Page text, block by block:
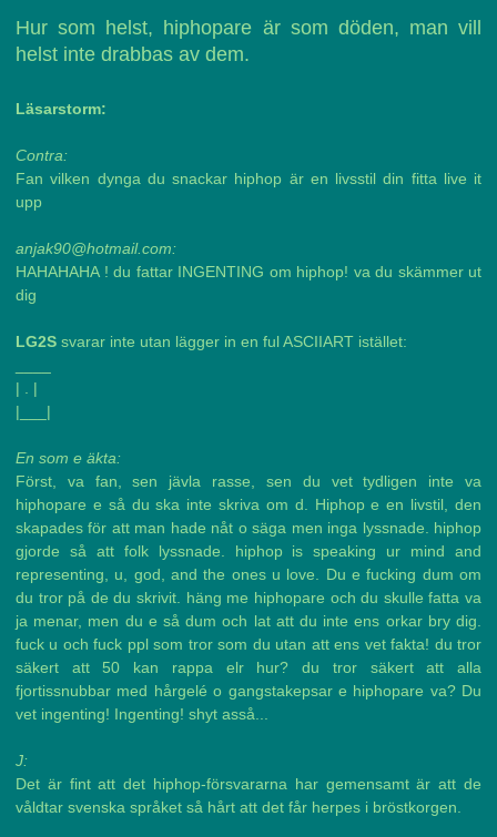
Hur som helst, hiphopare är som döden, man vill
helst inte drabbas av dem.
Läsarstorm:
Contra:
Fan vilken dynga du snackar hiphop är en livsstil din fitta live it
upp
anjak90@hotmail.com:
HAHAHAHA ! du fattar INGENTING om hiphop! va du skämmer ut
dig
LG2S svarar inte utan lägger in en ful ASCIIART istället:
| . |
|___|
En som e äkta:
Först, va fan, sen jävla rasse, sen du vet tydligen inte va
hiphopare e så du ska inte skriva om d. Hiphop e en livstil, den
skapades för att man hade nåt o säga men inga lyssnade. hiphop
gjorde så att folk lyssnade. hiphop is speaking ur mind and
representing, u, god, and the ones u love. Du e fucking dum om
du tror på de du skrivit. häng me hiphopare och du skulle fatta va
ja menar, men du e så dum och lat att du inte ens orkar bry dig.
fuck u och fuck ppl som tror som du utan att ens vet fakta! du tror
säkert att 50 kan rappa elr hur? du tror säkert att alla
fjortissnubbar med hårgelé o gangstakepsar e hiphopare va? Du
vet ingenting! Ingenting! shyt asså...
J:
Det är fint att det hiphop-försvararna har gemensamt är att de
våldtar svenska språket så hårt att det får herpes i bröstkorgen.